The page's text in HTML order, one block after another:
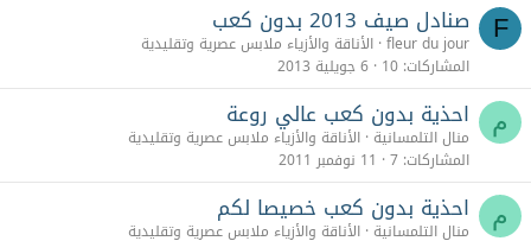
F صنادل صيف 2013 بدون كعب
fleur du jour الأناقة والأزياء ملابس عصرية وتقليدية
المشاركات 10 6 جويلية 2013
م احذية بدون كعب عالي روعة
منال التلمسانية الأناقة والأزياء ملابس عصرية وتقليدية
المشاركات 7 11 نوفمبر 2011
م احذية بدون كعب خصيصا لكم
منال التلمسانية الأناقة والأزياء ملابس عصرية وتقليدية